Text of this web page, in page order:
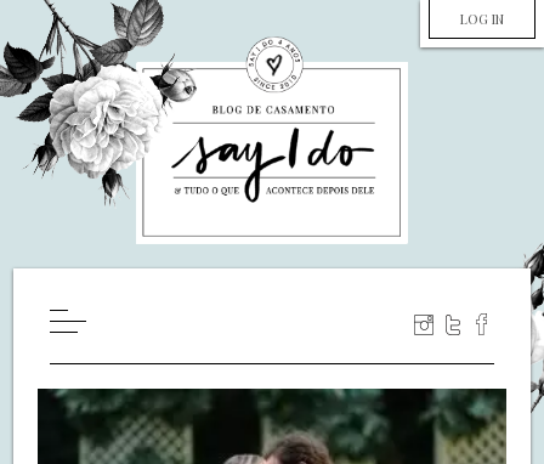
LOG IN
WILL YOU MARRY ME?
LUA DE MEL